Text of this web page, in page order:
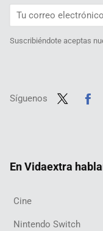
Suscribiéndote aceptas
Síguenos
En Vidaextra
Cine
Nintendo Switch